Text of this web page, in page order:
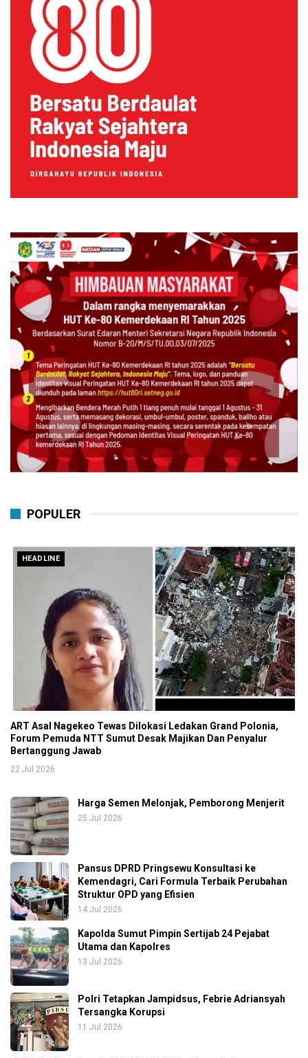
POPULER
HEADLINE
ART Asal Nagekeo Tewas Dilokasi Ledakan Grand Polonia,
Forum Pemuda NTT Sumut Desak Majikan Dan Penyalur
Bertanggung Jawab
22 Jul 2026
Harga Semen Melonjak, Pemborong Menjerit
25 Jul 2026
Pansus DPRD Pringsewu Konsultasi ke
Kemendagri, Cari Formula Terbaik Perubahan
Struktur OPD yang Efisien
14 Jul 2026
Kapolda Sumut Pimpin Sertijab 24 Pejabat
Utama dan Kapolres
13 Jul 2026
Polri Tetapkan Jampidsus, Febrie Adriansyah
Tersangka Korupsi
11 Jul 2026